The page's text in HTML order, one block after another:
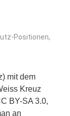
Positionen,
mit dem
Kreuz
BY-SA 3.0,
an